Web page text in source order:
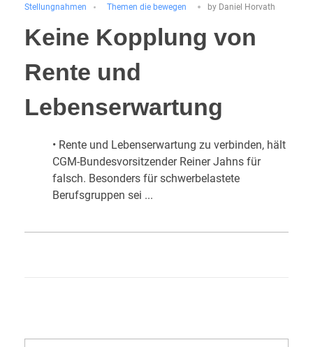
Stellungnahmen
Themen die bewegen by Daniel Horvath
Keine Kopplung von
Rente und
Lebenserwartung
• Rente und Lebenserwartung zu verbinden, hält
CGM-Bundesvorsitzender Reiner Jahns für
falsch. Besonders für schwerbelastete
Berufsgruppen sei ...